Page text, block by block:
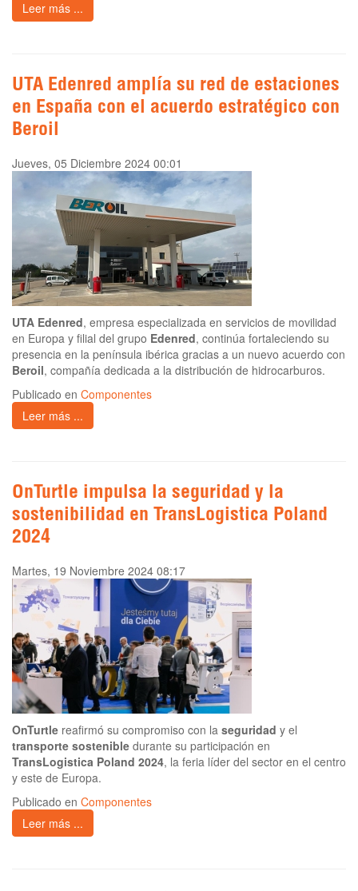
Leer más ...
UTA Edenred amplía su red de estaciones
en España con el acuerdo estratégico con
Beroil
Jueves, 05 Diciembre 2024 00:01
UTA Edenred, empresa especializada en servicios de movilidad
en Europa y filial del grupo Edenred, continúa fortaleciendo su
presencia en la península ibérica gracias a un nuevo acuerdo con
Beroil, compañía dedicada a la distribución de hidrocarburos.
Publicado en Componentes
Leer más ...
OnTurtle impulsa la seguridad y la
sostenibilidad en TransLogistica Poland
2024
Martes, 19 Noviembre 2024 08:17
OnTurtle reafirmó su compromiso con la seguridad y el
transporte sostenible durante su participación en
TransLogistica Poland 2024, la feria líder del sector en el centro
y este de Europa.
Publicado en Componentes
Leer más ...